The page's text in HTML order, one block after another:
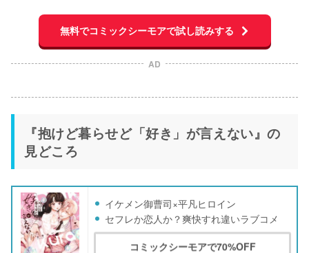
無料でコミックシーモアで試し読みする
AD
『抱けど暮らせど「好き」が言えない』の
見どころ
イケメン御曹司×平凡ヒロイン
セフレか恋人か？爽快すれ違いラブコメ
コミックシーモアで70%OFF